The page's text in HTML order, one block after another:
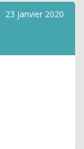
23 janvier 2020